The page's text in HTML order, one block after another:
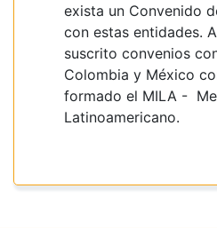
exista un Convenido
con estas entidades.
suscrito convenios
Colombia y México
formado el MILA -
Latinoamericano.